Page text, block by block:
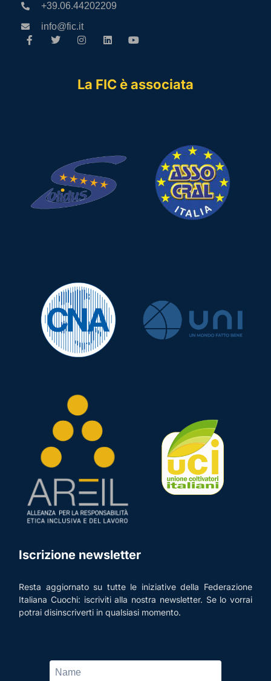
+39.06.44202209
info@fic.it
La FIC è associata
Iscrizione newsletter
Resta aggiornato su tutte le iniziative della Federazione
Italiana Cuochi: iscriviti alla nostra newsletter. Se lo vorrai
potrai disinscriverti in qualsiasi momento.